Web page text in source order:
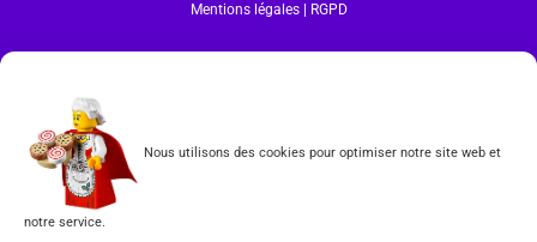
Nous utilisons des cookies pour optimiser notre site web et
notre service.
Mentions légales | RGPD
Tous les produits vendus sur ce site sont fabriqués par LEGO exclusivement. LEGO® est une
marque déposée par The LEGO Group. Les propriétaires des marques respectives citées sur le site
en restent les propriétaires. Tous droits réservés.